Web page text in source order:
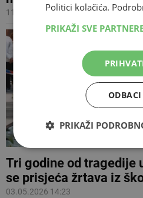
11.05.2026 13:16
Tri godine od tragedije
se prisjeća žrtava iz
03.05.2026 14:23
Politici kolačića.
PRIKAŽI SVE
ODBACI
PRIKAŽI